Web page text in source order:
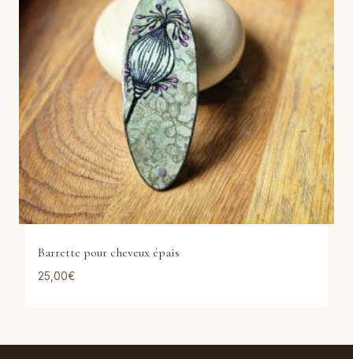
Barrette pour cheveux épais
25,00€